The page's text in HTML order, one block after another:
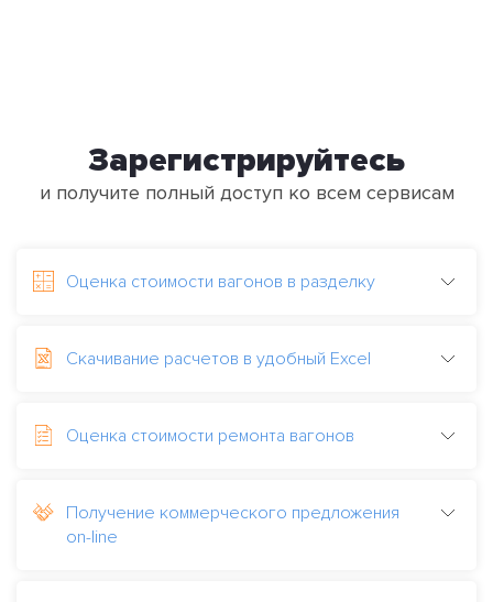
Зарегистрируйтесь
и получите полный доступ ко всем сервисам
Оценка стоимости вагонов в разделку
Скачивание расчетов в удобный Excel
Оценка стоимости ремонта вагонов
Получение коммерческого предложения
on-line